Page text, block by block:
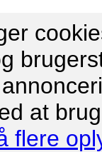
at
flere